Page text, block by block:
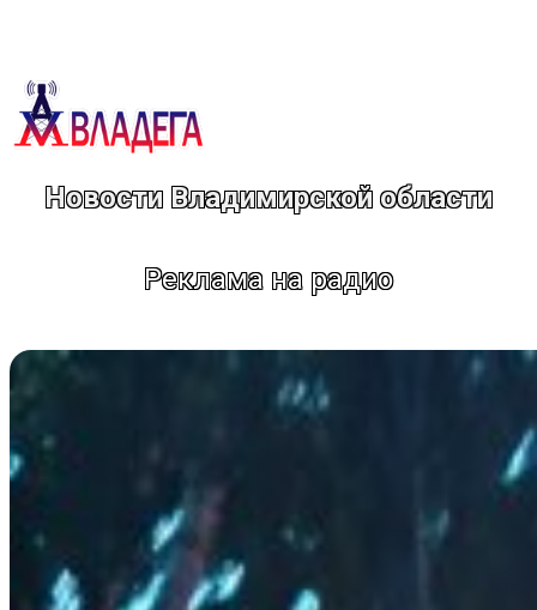
Новости Владимирской области
Реклама на радио